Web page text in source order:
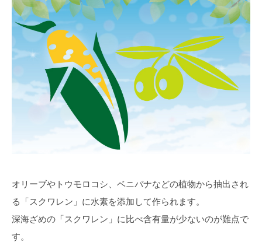
オリーブやトウモロコシ、ベニバナなどの植物から抽出され
る「スクワレン」に水素を添加して作られます。
深海ざめの「スクワレン」に比べ含有量が少ないのが難点で
す。